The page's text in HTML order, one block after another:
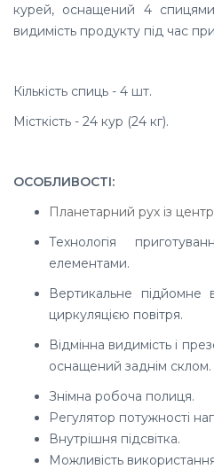
курей, оснащений 4
видимість продукту під час
Кількість спиць - 4 шт.
Місткість - 24 кур (24 кг).
ОСОБЛИВОСТІ:
Планетарний рух із
Технологія
елементами.
Вертикальне
циркуляцією повітря.
Відмінна видимість і
оснащений заднім склом.
Знімна робоча полиця.
Регулятор потужності
Внутрішня підсвітка.
Можливість